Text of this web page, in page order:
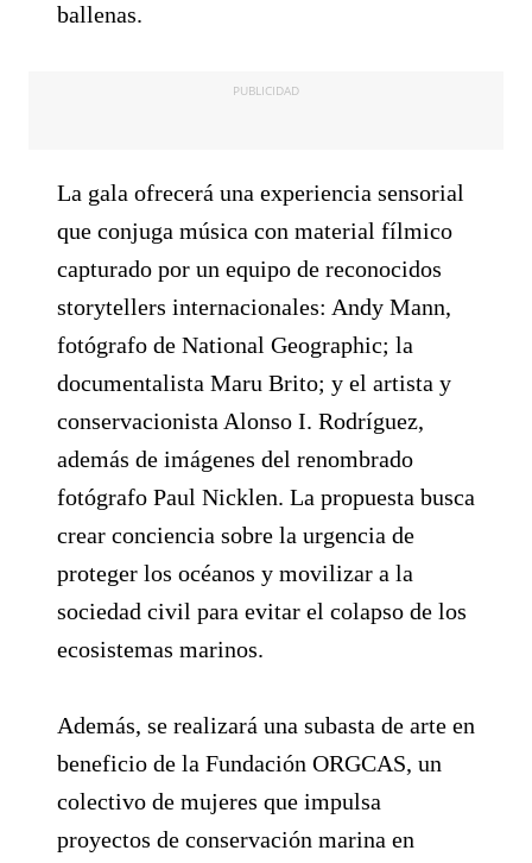
ballenas.
PUBLICIDAD
La gala ofrecerá una experiencia sensorial
que conjuga música con material fílmico
capturado por un equipo de reconocidos
storytellers internacionales: Andy Mann,
fotógrafo de National Geographic; la
documentalista Maru Brito; y el artista y
conservacionista Alonso I. Rodríguez,
además de imágenes del renombrado
fotógrafo Paul Nicklen. La propuesta busca
crear conciencia sobre la urgencia de
proteger los océanos y movilizar a la
sociedad civil para evitar el colapso de los
ecosistemas marinos.
Además, se realizará una subasta de arte en
beneficio de la Fundación ORGCAS, un
colectivo de mujeres que impulsa
proyectos de conservación marina en